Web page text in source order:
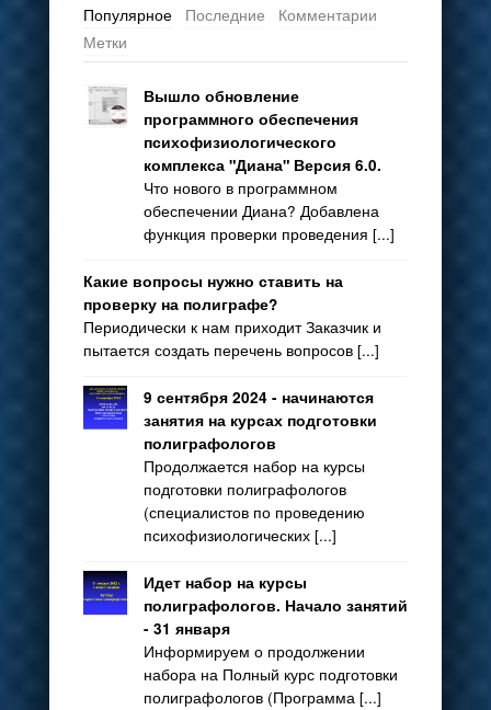
Популярное Последние
Комментарии
Метки
Вышло обновление
программного обеспечения
психофизиологического
комплекса "Диана" Версия 6.0.
Что нового в программном
обеспечении Диана? Добавлена
функция проверки проведения [...]
Какие вопросы нужно ставить на
проверку на полиграфе?
Периодически к нам приходит Заказчик и
пытается создать перечень вопросов [...]
9 сентября 2024 - начинаются
занятия на курсах подготовки
полиграфологов
Продолжается набор на курсы
подготовки полиграфологов
(специалистов по проведению
психофизиологических [...]
Идет набор на курсы
полиграфологов. Начало занятий
- 31 января
Информируем о продолжении
набора на Полный курс подготовки
полиграфологов (Программа [...]